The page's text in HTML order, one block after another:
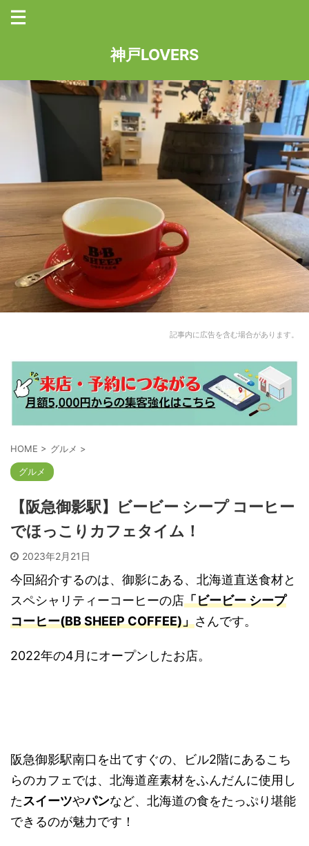
神戸LOVERS
記事内に広告を含む場合があります。
HOME > グルメ >
グルメ
【阪急御影駅】ビービー シープ コーヒー
でほっこりカフェタイム！
2023年2月21日
今回紹介するのは、御影にある、北海道直送食材と
スペシャリティーコーヒーの店「ビービー シープ
コーヒー(BB SHEEP COFFEE)」さんです。
2022年の4月にオープンしたお店。
阪急御影駅南口を出てすぐの、ビル2階にあるこち
らのカフェでは、北海道産素材をふんだんに使用し
たスイーツやパンなど、北海道の食をたっぷり堪能
できるのが魅力です！